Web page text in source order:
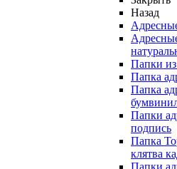
Назад
Папки
Папка
Папка
Папки
подпись
Папка
клятва
Папки